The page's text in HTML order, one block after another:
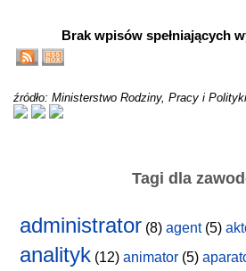
Brak wpisów spełniających
źródło: Ministerstwo Rodziny, Pracy i
Tagi dla
administrator (8) agent(5)
analityk (12) animator (5)